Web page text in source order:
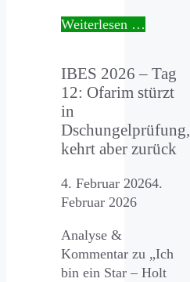
Weiterlesen …
IBES 2026 – Tag
12: Ofarim stürzt
in
Dschungelprüfung,
kehrt aber zurück
4. Februar 20264.
Februar 2026
Analyse &
Kommentar zu „Ich
bin ein Star – Holt